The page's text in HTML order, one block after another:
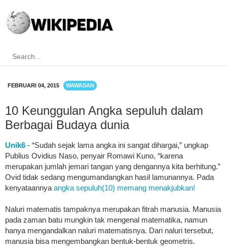
FEBRUARI 04, 2015 WAWASAN
10 Keunggulan Angka sepuluh dalam
Berbagai Budaya dunia
Unik6 - “Sudah sejak lama angka ini sangat dihargai,” ungkap
Publius Ovidius Naso, penyair Romawi Kuno, “karena
merupakan jumlah jemari tangan yang dengannya kita berhitung.”
Ovid tidak sedang mengumandangkan hasil lamunannya. Pada
kenyataannya angka sepuluh(10) memang menakjubkan!
Naluri matematis tampaknya merupakan fitrah manusia. Manusia
pada zaman batu mungkin tak mengenal matematika, namun
hanya mengandalkan naluri matematisnya. Dari naluri tersebut,
manusia bisa mengembangkan bentuk-bentuk geometris.